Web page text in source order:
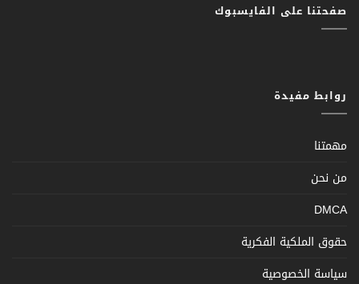
صفحتنا على الفايسبوك
روابط مفيدة
مهمتنا
من نحن
DMCA
حقوق الملكية الفكرية
سياسة الخصوصية